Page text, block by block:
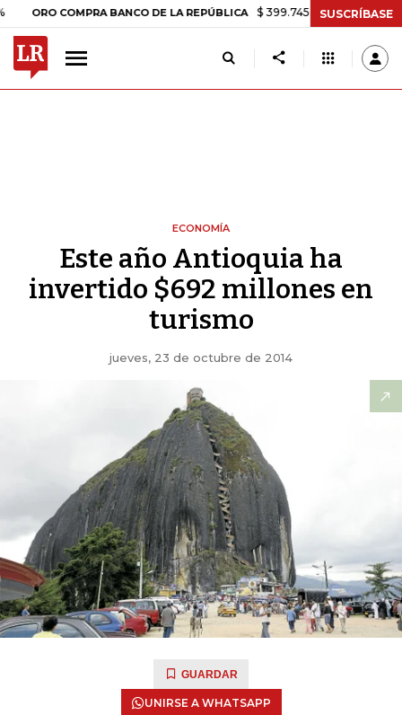
COMPRA BANCO DE LA REPÚBLICA $ 399.745,16 +$ 2.295,71 +0,58%
SUSCRÍBASE
ECONOMÍA
Este año Antioquia ha
invertido $692 millones en
turismo
jueves, 23 de octubre de 2014
GUARDAR
UNIRSE A WHATSAPP